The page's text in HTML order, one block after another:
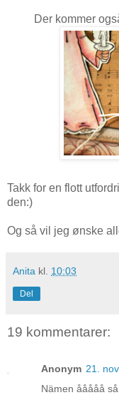
Der kommer
Takk for en flott
den:)
Og så vil jeg ønske
Anita kl. 10:03
Del
19 kommentarer:
Anonym 21.
Nämen ååååå